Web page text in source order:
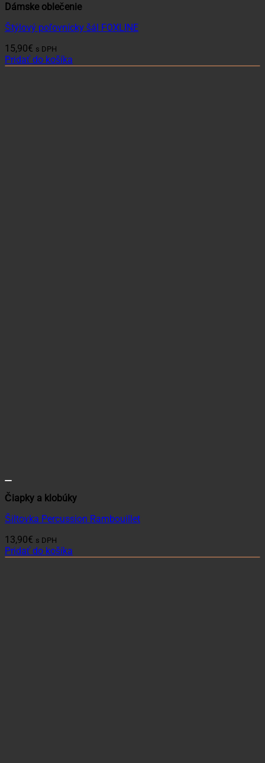
Dámske oblečenie
Štýlový poľovnícky šál FOXLINE
15,90€ s DPH
Pridať do košíka
Čiapky a klobúky
Šiltovka Percussion Rambouillet
13,90€ s DPH
Pridať do košíka